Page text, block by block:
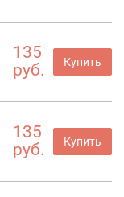
135
руб.
Купить
135
руб.
Купить